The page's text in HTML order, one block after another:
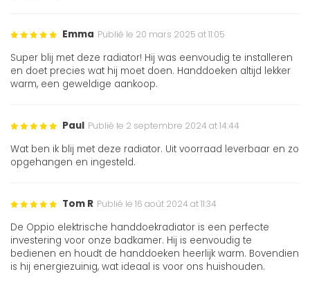
Emma Publié le 20 mars 2025 at 11:05
Super blij met deze radiator! Hij was eenvoudig te installeren
en doet precies wat hij moet doen. Handdoeken altijd lekker
warm, een geweldige aankoop.
Paul Publié le 2 septembre 2024 at 14:44
Wat ben ik blij met deze radiator. Uit voorraad leverbaar en zo
opgehangen en ingesteld.
Tom R Publié le 16 août 2024 at 11:34
De Oppio elektrische handdoekradiator is een perfecte
investering voor onze badkamer. Hij is eenvoudig te
bedienen en houdt de handdoeken heerlijk warm. Bovendien
is hij energiezuinig, wat ideaal is voor ons huishouden.